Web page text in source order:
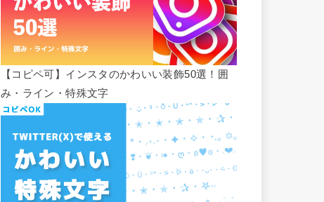
【コピペ可】インスタのかわいい装飾50選！囲
み・ライン・特殊文字